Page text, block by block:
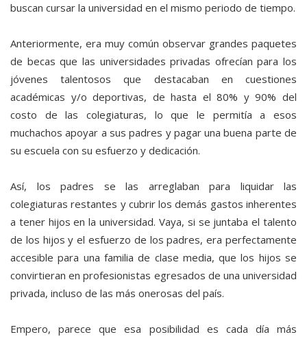
buscan cursar la universidad en el mismo periodo de tiempo.
Anteriormente, era muy común observar grandes paquetes
de becas que las universidades privadas ofrecían para los
jóvenes talentosos que destacaban en cuestiones
académicas y/o deportivas, de hasta el 80% y 90% del
costo de las colegiaturas, lo que le permitía a esos
muchachos apoyar a sus padres y pagar una buena parte de
su escuela con su esfuerzo y dedicación.
Así, los padres se las arreglaban para liquidar las
colegiaturas restantes y cubrir los demás gastos inherentes
a tener hijos en la universidad. Vaya, si se juntaba el talento
de los hijos y el esfuerzo de los padres, era perfectamente
accesible para una familia de clase media, que los hijos se
convirtieran en profesionistas egresados de una universidad
privada, incluso de las más onerosas del país.
Empero, parece que esa posibilidad es cada día más